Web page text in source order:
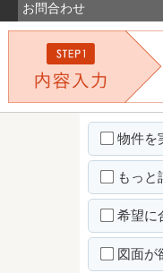
お問合わせ
物件を
もっと
希望に
図面が